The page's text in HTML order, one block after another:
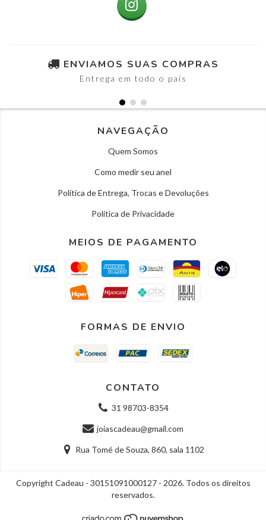
ENVIAMOS SUAS COMPRAS
Entrega em todo o país
NAVEGAÇÃO
Quem Somos
Como medir seu anel
Política de Entrega, Trocas e Devoluções
Politica de Privacidade
MEIOS DE PAGAMENTO
FORMAS DE ENVIO
CONTATO
31 98703-8354
joiascadeau@gmail.com
Rua Tomé de Souza, 860, sala 1102
Copyright Cadeau - 30151091000127 - 2026. Todos os direitos
reservados.